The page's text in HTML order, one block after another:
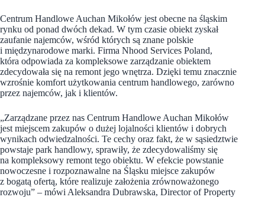
Centrum Handlowe Auchan Mikołów jest obecne na śląskim
rynku od ponad dwóch dekad. W tym czasie obiekt zyskał
zaufanie najemców, wśród których są znane polskie
i międzynarodowe marki. Firma Nhood Services Poland,
która odpowiada za kompleksowe zarządzanie obiektem
zdecydowała się na remont jego wnętrza. Dzięki temu znacznie
wzrośnie komfort użytkowania centrum handlowego, zarówno
przez najemców, jak i klientów.
„Zarządzane przez nas Centrum Handlowe Auchan Mikołów
jest miejscem zakupów o dużej lojalności klientów i dobrych
wynikach odwiedzalności. Te cechy oraz fakt, że w sąsiedztwie
powstaje park handlowy, sprawiły, że zdecydowaliśmy się
na kompleksowy remont tego obiektu. W efekcie powstanie
nowoczesne i rozpoznawalne na Śląsku miejsce zakupów
z bogatą ofertą, które realizuje założenia zrównoważonego
rozwoju” – mówi Aleksandra Dubrawska, Director of Property